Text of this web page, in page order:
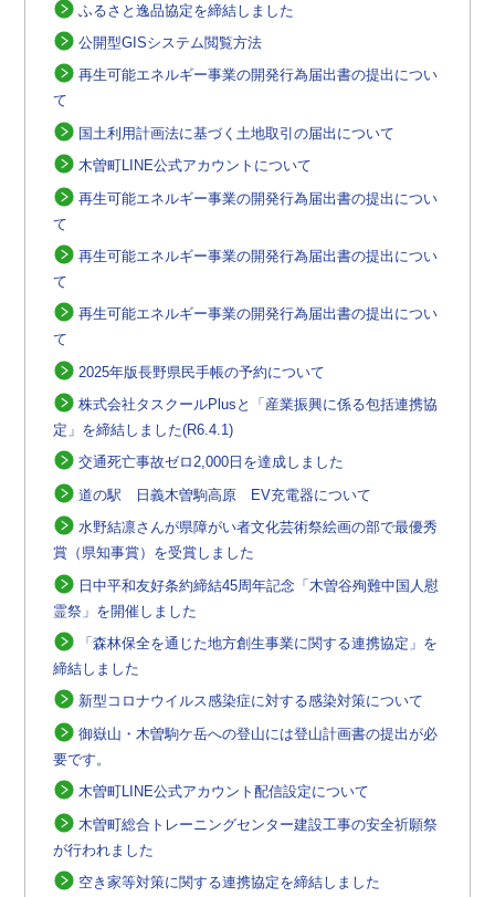
ふるさと逸品協定を締結しました
公開型GISシステム閲覧方法
再生可能エネルギー事業の開発行為届出書の提出につい
て
国土利用計画法に基づく土地取引の届出について
木曽町LINE公式アカウントについて
再生可能エネルギー事業の開発行為届出書の提出につい
て
再生可能エネルギー事業の開発行為届出書の提出につい
て
再生可能エネルギー事業の開発行為届出書の提出につい
て
2025年版長野県民手帳の予約について
株式会社タスクールPlusと「産業振興に係る包括連携協
定」を締結しました(R6.4.1)
交通死亡事故ゼロ2,000日を達成しました
道の駅 日義木曽駒高原 EV充電器について
水野結凛さんが県障がい者文化芸術祭絵画の部で最優秀
賞（県知事賞）を受賞しました
日中平和友好条約締結45周年記念「木曽谷殉難中国人慰
霊祭」を開催しました
「森林保全を通じた地方創生事業に関する連携協定」を
締結しました
新型コロナウイルス感染症に対する感染対策について
御嶽山・木曽駒ケ岳への登山には登山計画書の提出が必
要です。
木曽町LINE公式アカウント配信設定について
木曽町総合トレーニングセンター建設工事の安全祈願祭
が行われました
空き家等対策に関する連携協定を締結しました